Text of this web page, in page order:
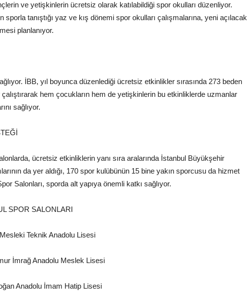
ve yetişkinlerin ücretsiz olarak katılabildiği spor okulları düzenliyor.
tanıştığı yaz ve kış dönemi spor okulları çalışmalarına, yeni açılacak
planlanıyor.
İBB, yıl boyunca düzenlediği ücretsiz etkinlikler sırasında 273 beden
hem çocukların hem de yetişkinlerin bu etkinliklerde uzmanlar
sağlıyor.
ücretsiz etkinliklerin yanı sıra aralarında İstanbul Büyükşehir
da yer aldığı, 170 spor kulübünün 15 bine yakın sporcusu da hizmet
Salonları, sporda alt yapıya önemli katkı sağlıyor.
SPOR SALONLARI
Teknik Anadolu Lisesi
İmrağ Anadolu Meslek Lisesi
Anadolu İmam Hatip Lisesi